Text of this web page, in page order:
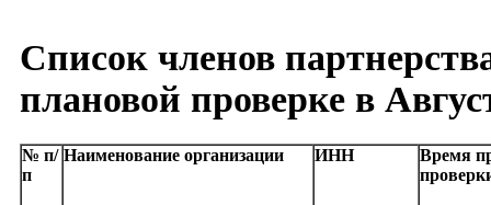
Список членов
плановой проверке в
№ п/
п
Наименование организации ИНН
Время